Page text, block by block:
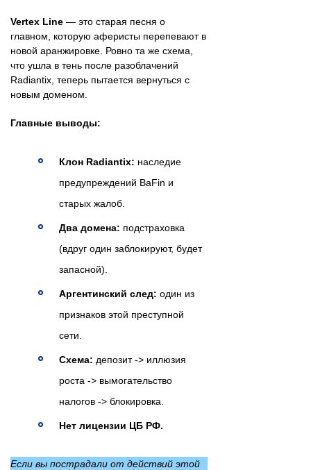
Vertex Line — это старая песня о
главном, которую аферисты перепевают в
новой аранжировке. Ровно та же схема,
что ушла в тень после разоблачений
Radiantix, теперь пытается вернуться с
новым доменом.
Главные выводы:
Клон Radiantix: наследие
предупреждений BaFin и
старых жалоб.
Два домена: подстраховка
(вдруг один заблокируют, будет
запасной).
Аргентинский след: один из
признаков этой преступной
сети.
Схема: депозит -> иллюзия
роста -> вымогательство
налогов -> блокировка.
Нет лицензии ЦБ РФ.
Если вы пострадали от действий этой